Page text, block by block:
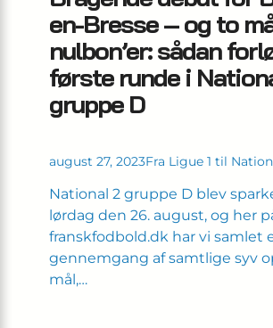
en-Bresse – og to
nulbon’er: sådan
første runde i
gruppe D
august 27, 2023Fra Ligue 1 til
National 2 gruppe D blev
lørdag den 26. august, og her
franskfodbold.dk har vi samlet
gennemgang af samtlige syv
mål,…